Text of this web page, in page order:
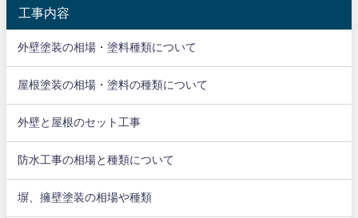
工事内容
外壁塗装の相場・塗料種類について
屋根塗装の相場・塗料の種類について
外壁と屋根のセット工事
防水工事の相場と種類について
塀、擁壁塗装の相場や種類